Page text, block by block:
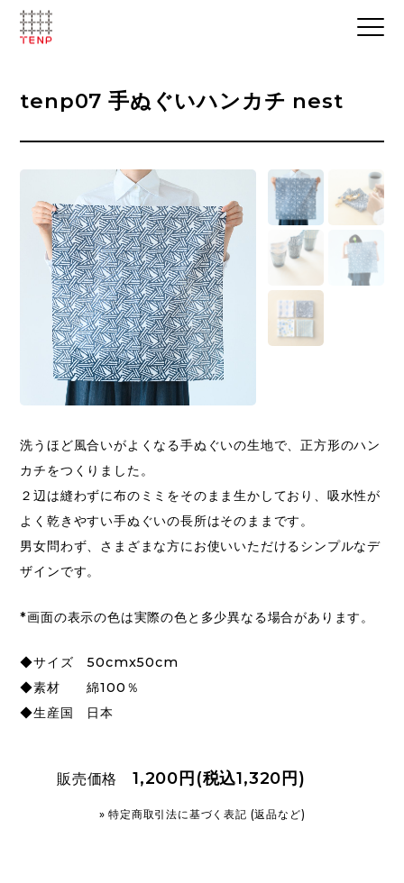
tenp07 手ぬぐいハンカチ nest
洗うほど風合いがよくなる手ぬぐいの生地で、正方形のハン
カチをつくりました。
２辺は縫わずに布のミミをそのまま生かしており、吸水性が
よく乾きやすい手ぬぐいの長所はそのままです。
男女問わず、さまざまな方にお使いいただけるシンプルなデ
ザインです。
*画面の表示の色は実際の色と多少異なる場合があります。
◆サイズ 50cmx50cm
◆素材 綿100％
◆生産国 日本
販売価格 1,200円(税込1,320円)
» 特定商取引法に基づく表記 (返品など)